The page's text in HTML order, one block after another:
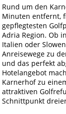
Rund um den
Minuten entfernt,
gepflegtesten
Adria Region. Ob
Italien oder
Anreisewege zu
und das perfekt
Hotelangebot
Karnerhof zu
attraktiven
Schnittpunkt